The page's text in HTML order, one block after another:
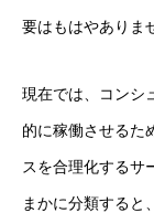
要はもはやありま
現在では、コンシ
的に稼働させるた
スを合理化するサ
まかに分類すると